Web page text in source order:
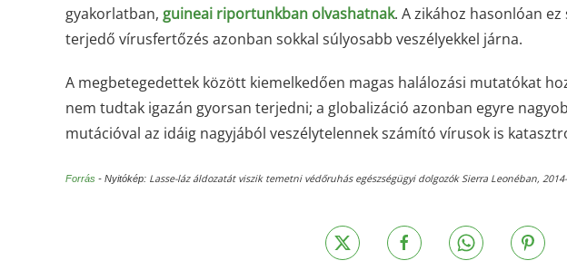
gyakorlatban, guineai riportunkban olvashatnak. A zikához hasonlóan
terjedő vírusfertőzés azonban sokkal súlyosabb veszélyekkel járna.
A megbetegedettek között kiemelkedően magas halálozási mutatókat
nem tudtak igazán gyorsan terjedni; a globalizáció azonban egyre
mutációval az idáig nagyjából veszélytelennek számító vírusok is
Forrás - Nyitókép: Lasse-láz áldozatát viszik temetni védőruhás egészségügyi dolgozók Sierra Leonéban,